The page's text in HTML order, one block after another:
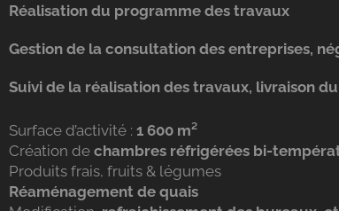
Réalisation du programme des travaux
Gestion de la consultation des entreprises,
Suivi de la réalisation des travaux, livraison
Surface d’activité : 1 600 m²
Création de chambres réfrigérées bi-
Produits frais, fruits & légumes
Réaménagement de quais